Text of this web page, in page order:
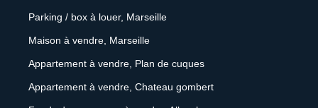
Parking / box à louer, Marseille
Maison à vendre, Marseille
Appartement à vendre, Plan de cuques
Appartement à vendre, Chateau gombert